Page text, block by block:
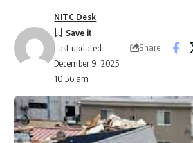
Last updated:
December 9, 2025
10:56 am
NITC Desk
Share